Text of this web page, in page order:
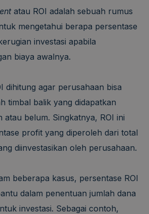
atau ROI adalah sebuah rumus
mengetahui berapa persentase
investasi apabila
biaya awalnya.
dihitung agar perusahaan bisa
timbal balik yang didapatkan
atau belum. Singkatnya, ROI ini
profit yang diperoleh dari total
diinvestasikan oleh perusahaan.
beberapa kasus, persentase ROI
dalam penentuan jumlah dana
investasi. Sebagai contoh,